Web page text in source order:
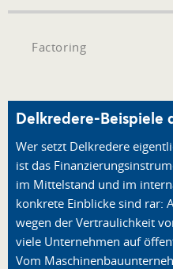
Factoring
Delkredere-Beispiele
Wer setzt Delkredere
ist das
im Mittelstand und im
konkrete Einblicke sind rar:
wegen der Vertraulichkeit
viele Unternehmen auf
Vom